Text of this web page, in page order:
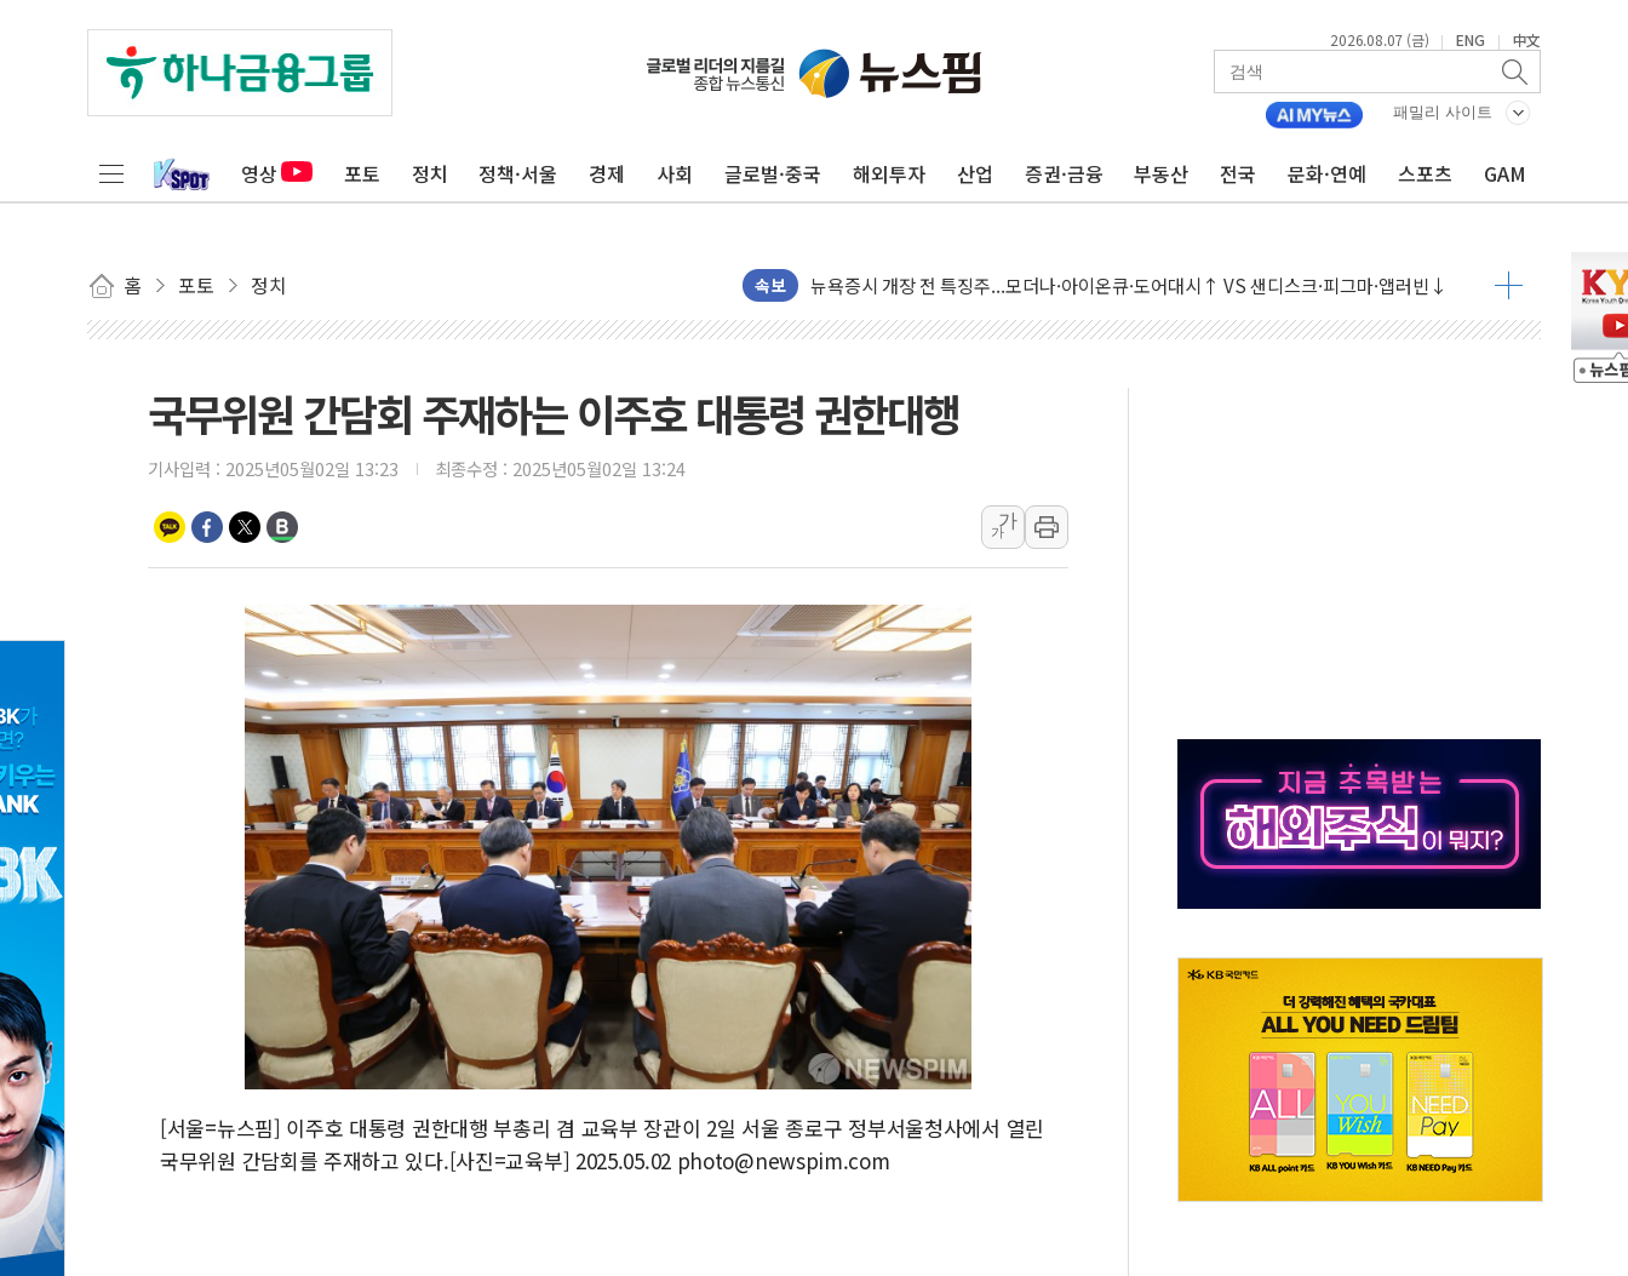
2026.08.07 (금) | ENG | 中文
패밀리 사이트
영상 포토 정치 정책·서울 경제 사회 글로벌·중국 해외투자 산업 증권·금융 부동산 전국 문화·연예 스포츠 GAM
홈 포토 정치 속보
리투아니아 국방 "러, 우크라 드론으로 나토 회원국 공격 검토… 거짓 깃발 작전"
뉴욕증시 개장 전 특징주...모더나·아이온큐·도어대시↑ VS 샌디스크·피그마·앱러빈↓
김정관 장관 "영업이익 N% 성과급 반대…상법·자본시장법 개정 논의"
청와대, 북한 단거리 탄도미사일 발사에 긴급 안보 점검회의
금값 7주 만에 최고…美 고용 둔화·호르무즈 재개방 기대에 강세
러, 1인칭시점 드론으로 우크라 민간인 '사파리' 공격… 시민들 공포감 극대화 전략
[베트남 증시] 지수 하락 속 'DGC' 임시 주총 기대감에 홀로 상한가…마진 잔액은 사상 최고
'월가의 황제' 다이먼 "금융시장 레버리지 위험수위…숨은 차입이 더 큰 변수"
양주 섬유염색공장서 화재 1명 중상…대응 1단계 진압 중
김정관 산업부 장관 "주 52시간 손봐야, 경쟁상대 中과 비교해야"
해군 1함대 창설 80주년…지역과 함께하는 '선봉'의 대민 봉사
[3보] 북, 원산서 동해로 단거리 탄도미사일 1발 발사… 올해 10번째·42일 만 도발
우크라 드론 전술, 중남미 콜롬비아에 새 안보 위기… 반군·마약카르텔이 습득해 전투 활용
동해해경, 독도 해상서 부유물 감긴 어선 구조
주한미군 "오산기지 누출, 백린 아닌 무해한 표면 부식 물질"
구미 폐염산처리업체서 불 2시간30여분만에 진화...외국인 노동자 숨져
해군과 함께하는 '불금전파, 송정' 시즌2
국무위원 간담회 주재하는 이주호 대통령 권한대행
기사입력 : 2025년05월02일 13:23 최종수정 : 2025년05월02일 13:24
가
가
[서울=뉴스핌] 이주호 대통령 권한대행 부총리 겸 교육부 장관이 2일 서울 종로구 정부서울청사에서 열린
국무위원 간담회를 주재하고 있다.[사진=교육부] 2025.05.02 photo@newspim.com